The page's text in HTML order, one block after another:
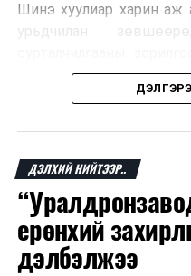
Шинэ хуулиар харин аж
урьдчилан
болно. Иргэн өгсөн
Францын эрх
иргэдийн дөрөвний
дор хаяж нэг удаа
хүлээн авдаг
дуудлагад өртдөг
хамгаалах 11
шаардлага гаргаж,
ДЭЛХИЙ НИЙТЭЭР..
ерөнхий
дэлбэлжээ